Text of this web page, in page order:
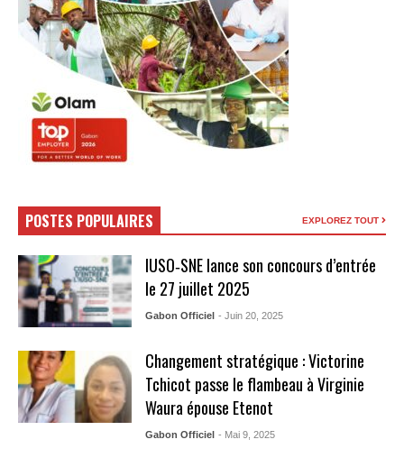
POSTES POPULAIRES EXPLOREZ TOUT
IUSO‑SNE lance son concours d’entrée
le 27 juillet 2025
Gabon Officiel - Juin 20, 2025
Changement stratégique : Victorine
Tchicot passe le flambeau à Virginie
Waura épouse Etenot
Gabon Officiel - Mai 9, 2025